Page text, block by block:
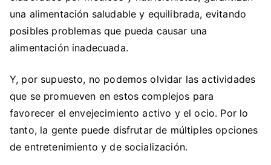
una alimentación saludable y equilibrada, evitando
posibles problemas que pueda causar una
alimentación inadecuada.
Y, por supuesto, no podemos olvidar las actividades
que se promueven en estos complejos para
favorecer el envejecimiento activo y el ocio. Por lo
tanto, la gente puede disfrutar de múltiples opciones
de entretenimiento y de socialización.